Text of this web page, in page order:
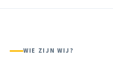
WIE ZIJN WIJ?